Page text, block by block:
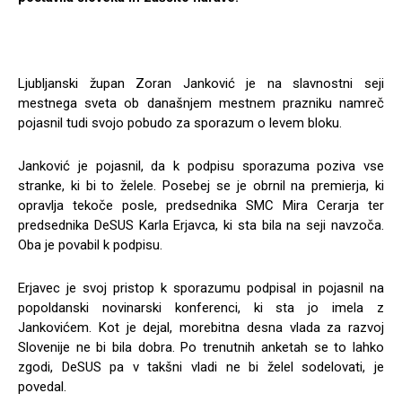
Ljubljanski župan Zoran Janković je na slavnostni seji
mestnega sveta ob današnjem mestnem prazniku namreč
pojasnil tudi svojo pobudo za sporazum o levem bloku.
Janković je pojasnil, da k podpisu sporazuma poziva vse
stranke, ki bi to želele. Posebej se je obrnil na premierja, ki
opravlja tekoče posle, predsednika SMC Mira Cerarja ter
predsednika DeSUS Karla Erjavca, ki sta bila na seji navzoča.
Oba je povabil k podpisu.
Erjavec je svoj pristop k sporazumu podpisal in pojasnil na
popoldanski novinarski konferenci, ki sta jo imela z
Jankovićem. Kot je dejal, morebitna desna vlada za razvoj
Slovenije ne bi bila dobra. Po trenutnih anketah se to lahko
zgodi, DeSUS pa v takšni vladi ne bi želel sodelovati, je
povedal.